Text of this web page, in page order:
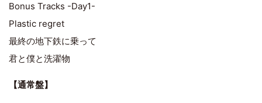
Bonus Tracks -Day1-
Plastic regret
最終の地下鉄に乗って
君と僕と洗濯物
【通常盤】